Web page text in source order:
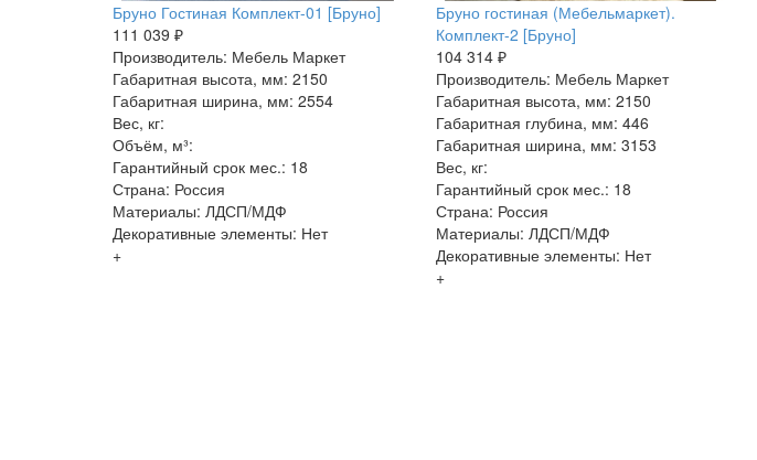
Бруно Гостиная Комплект-01 [Бруно]
111 039 ₽
Производитель: Мебель Маркет
Габаритная высота, мм: 2150
Габаритная ширина, мм: 2554
Вес, кг:
Объём, м³:
Гарантийный срок мес.: 18
Страна: Россия
Материалы: ЛДСП/МДФ
Декоративные элементы: Нет
+
Бруно гостиная (Мебельмаркет).
Комплект-2 [Бруно]
104 314 ₽
Производитель: Мебель Маркет
Габаритная высота, мм: 2150
Габаритная глубина, мм: 446
Габаритная ширина, мм: 3153
Вес, кг:
Гарантийный срок мес.: 18
Страна: Россия
Материалы: ЛДСП/МДФ
Декоративные элементы: Нет
+